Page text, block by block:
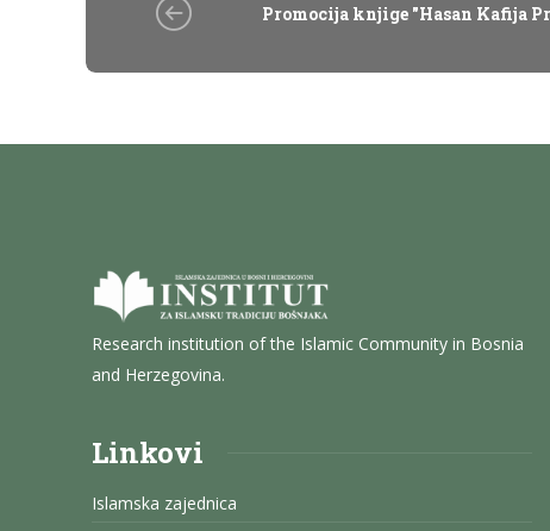
Promocija knjige "Hasan Kafija
Research institution of the Islamic Community in Bosnia
and Herzegovina.
Linkovi
Islamska zajednica